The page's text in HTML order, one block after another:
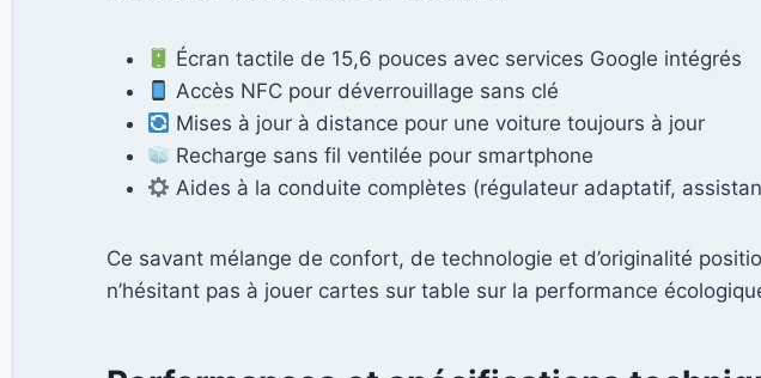
Écran tactile de 15,6 pouces avec services Google intégrés
Accès NFC pour déverrouillage sans clé
Mises à jour à distance pour une voiture toujours à jour
Recharge sans fil ventilée pour smartphone
Aides à la conduite complètes (régulateur adaptatif,
Ce savant mélange de confort, de technologie et d’originalité
n’hésitant pas à jouer cartes sur table sur la performance